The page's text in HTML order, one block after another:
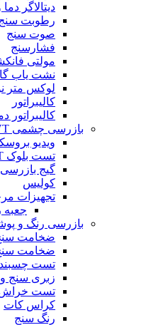
دیتالاگر
رطوبت سنج
صوت سنج
فشارسنج
مولتی
نشت یاب
لوکس متر
کالیبراتور
کالیبراتور
بازرسی چشمی VT
ویدیو
تست بلوک VT
گیج
کولیس
تجهیزات
جعبه
بازرسی رنگ و
ضخامت
ضخامت
تست
زبری سنج
تست
کراس کات
رنگ سنج